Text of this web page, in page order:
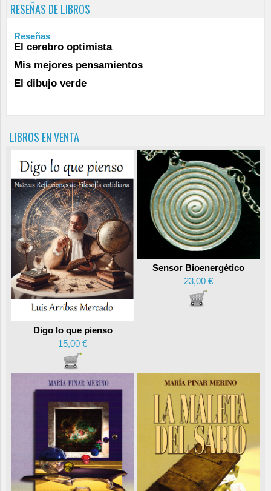
RESEÑAS DE LIBROS
Reseñas
El cerebro optimista
Mis mejores pensamientos
El dibujo verde
LIBROS EN VENTA
Digo lo que pienso
15,00 €
Sensor Bioenergético
23,00 €